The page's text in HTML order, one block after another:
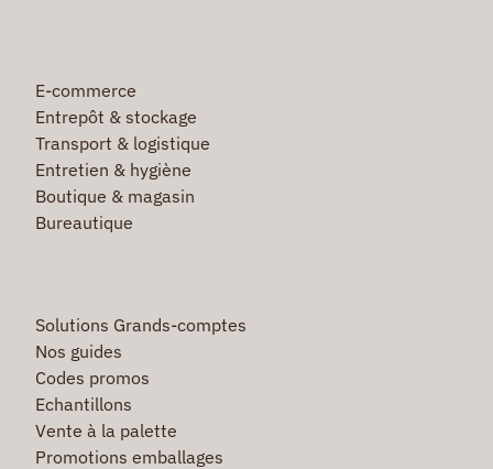
E-commerce
Entrepôt & stockage
Transport & logistique
Entretien & hygiène
Boutique & magasin
Bureautique
Solutions Grands-comptes
Nos guides
Codes promos
Echantillons
Vente à la palette
Promotions emballages